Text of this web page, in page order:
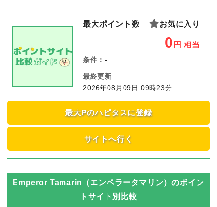
最大ポイント数 お気に入り
0 円 相当
条件： -
最終更新
2026年08月09日 09時23分
最大Pのハピタスに登録
サイトへ行く
Emperor Tamarin（エンペラータマリン）のポイン
トサイト別比較